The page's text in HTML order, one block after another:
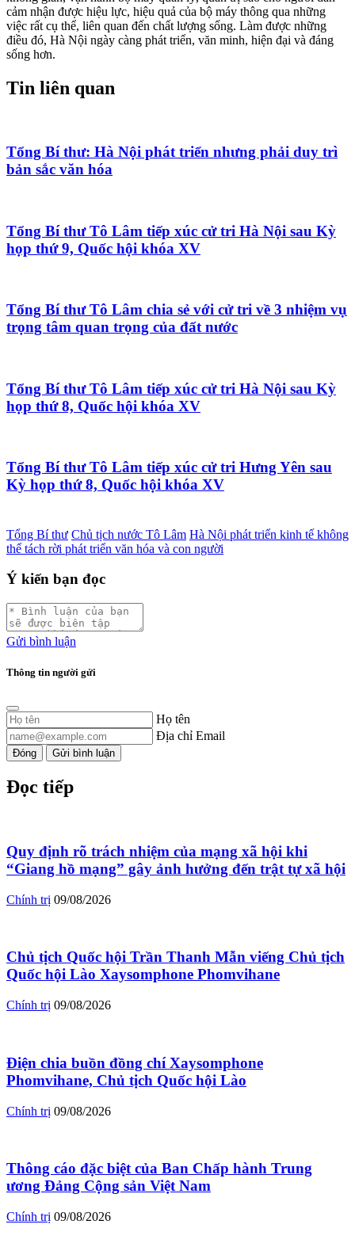
cảm nhận được hiệu lực, hiệu quả của bộ máy thông qua những
việc rất cụ thể, liên quan đến chất lượng sống. Làm được những
điều đó, Hà Nội ngày càng phát triển, văn minh, hiện đại và đáng
sống hơn.
Tin liên quan
Tổng Bí thư: Hà Nội phát triển nhưng phải duy trì
bản sắc văn hóa
Tổng Bí thư Tô Lâm tiếp xúc cử tri Hà Nội sau Kỳ
họp thứ 9, Quốc hội khóa XV
Tổng Bí thư Tô Lâm chia sẻ với cử tri về 3 nhiệm vụ
trọng tâm quan trọng của đất nước
Tổng Bí thư Tô Lâm tiếp xúc cử tri Hà Nội sau Kỳ
họp thứ 8, Quốc hội khóa XV
Tổng Bí thư Tô Lâm tiếp xúc cử tri Hưng Yên sau
Kỳ họp thứ 8, Quốc hội khóa XV
Tổng Bí thư Chủ tịch nước Tô Lâm Hà Nội phát triển kinh tế không
thể tách rời phát triển văn hóa và con người
Ý kiến bạn đọc
Gửi bình luận
Thông tin người gửi
Họ tên
Địa chỉ Email
Đóng Gửi bình luận
Đọc tiếp
Quy định rõ trách nhiệm của mạng xã hội khi
“Giang hồ mạng” gây ảnh hưởng đến trật tự xã hội
Chính trị 09/08/2026
Chủ tịch Quốc hội Trần Thanh Mẫn viếng Chủ tịch
Quốc hội Lào Xaysomphone Phomvihane
Chính trị 09/08/2026
Điện chia buồn đồng chí Xaysomphone
Phomvihane, Chủ tịch Quốc hội Lào
Chính trị 09/08/2026
Thông cáo đặc biệt của Ban Chấp hành Trung
ương Đảng Cộng sản Việt Nam
Chính trị 09/08/2026